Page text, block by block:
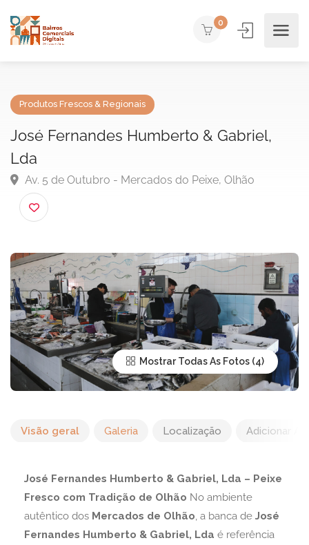
0
Produtos Frescos & Regionais
José Fernandes Humberto & Gabriel,
Lda
Av. 5 de Outubro - Mercados do Peixe, Olhão
Mostrar Todas As Fotos
Visão geral Galeria Localização Adicionar
José Fernandes Humberto & Gabriel, Lda – Peixe
Fresco com Tradição de Olhão No ambiente
autêntico dos Mercados de Olhão, a banca de José
Fernandes Humberto & Gabriel, Lda é referência